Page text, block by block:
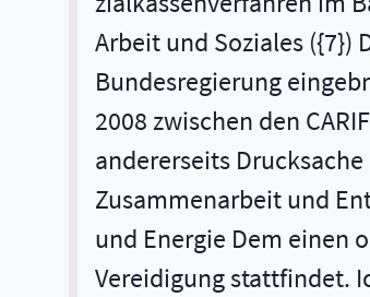
Arbeit und Soziales ({7})
Bundesregierung
2008 zwischen den
andererseits
Zusammenarbeit und
und Energie Dem einen
Vereidigung stattfindet.